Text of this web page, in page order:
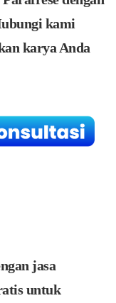
kami
karya Anda
jasa
untuk